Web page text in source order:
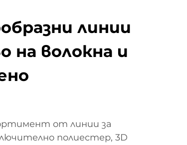
линии
на волокна и
от линии за
полиестер, 3D